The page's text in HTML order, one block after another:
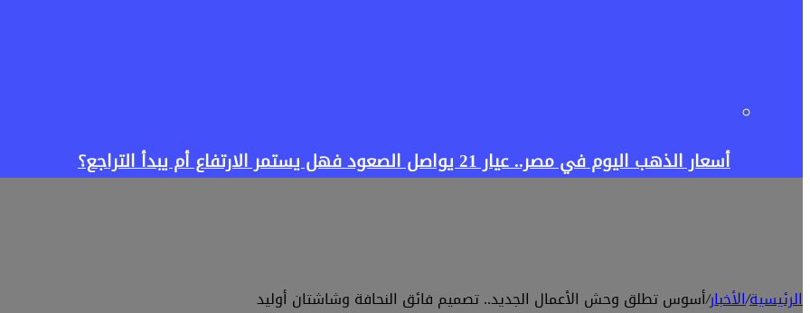
أسعار الذهب اليوم في مصر.. عيار 21 يواصل الصعود فهل يستمر الارتفاع أم يبدأ التراجع؟
الرئيسية/الأخبار/أسوس تطلق وحش الأعمال الجديد.. تصميم فائق النحافة وشاشتان أوليد